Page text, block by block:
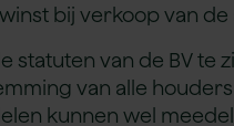
bij verkoop van de
van de BV te
van alle
kunnen wel